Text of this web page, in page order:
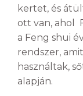
kertet, és
ott van, ahol
a Feng shui
rendszer,
használtak,
alapján.